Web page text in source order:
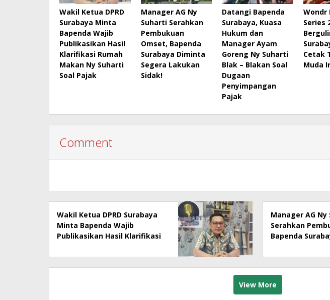
Wakil Ketua DPRD
Surabaya Minta
Bapenda Wajib
Publikasikan Hasil
Klarifikasi Rumah
Makan Ny Suharti
Soal Pajak
Manager AG Ny
Suharti Serahkan
Pembukuan
Omset, Bapenda
Surabaya Diminta
Segera Lakukan
Sidak!
Datangi Bapenda
Surabaya, Kuasa
Hukum dan
Manager Ayam
Goreng Ny Suharti
Blak – Blakan Soal
Dugaan
Penyimpangan
Pajak
Wondr
Series
Cetak
Muda
Comment
Wakil Ketua DPRD Surabaya
Minta Bapenda Wajib
Publikasikan Hasil Klarifikasi
Pajak
Manager AG Ny
Serahkan
Bapenda
View More